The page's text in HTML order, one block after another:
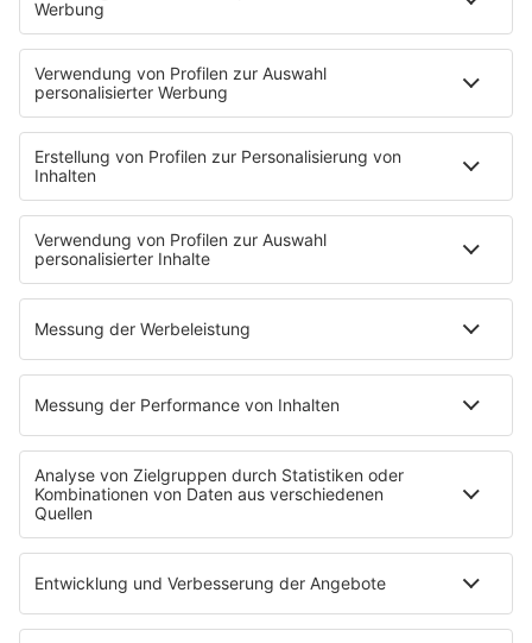
Mit den Waffeln einer Frau
Frühstück bei Barbara
Brave & One
NotAufnahme
"Bewerbung und Karriere"
Aber bitte mit Schlager
Erdbeerkäse
Fitness mit M.A.R.K
Glück in Worten
Todesursache
Niemand muss ein Promi sein
PROGRAMM
Mit den Waffeln einer Frau
SERVICE
Empfang
barba radio App
Impressum
Datenschutz Facebook & Instagram